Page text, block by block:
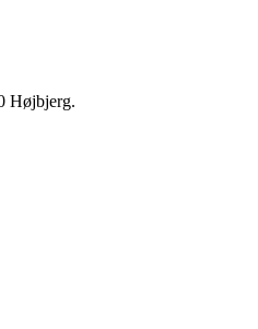
Højbjerg.